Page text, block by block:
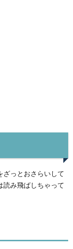
ざっとおさらいして
読み飛ばしちゃって